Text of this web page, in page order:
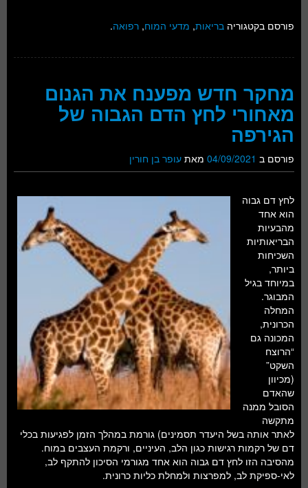
פורסם בקטגוריה בריאות, מדעי המוח, רפואה.
מחקר חדש מפענח את הגנום
מאחורי לחץ הדם הגבוה של
הגירפה
פורסם ב 04/09/2021 מאת עופר בן חורין
לחץ דם גבוה
הוא אחד
מהבעיות
הבריאותיות
השכיחות
ביותר,
במיוחד בגיל
המבוגר.
המחלה
הכרונית,
המכונה גם
“הרוצח
השקט”
(מכיוון
שהאדם
הסובל ממנה
מתקשה
לאתר אותה בשל היעדר תסמינים) גורמת במהלך הזמן לפגיעות בכלי
דם של רקמות רגישות כגון הלב, העיניים, ורקמת העצבים במוח.
מהסיבה הזו לחץ דם גבוה הוא אחד מגורמי הסיכון להתקף לב,
לאי-ספיקת לב, למפרצות ולמחלת כליות כרונית.